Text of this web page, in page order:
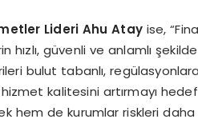
Lideri Ahu Atayise,
hızlı, güvenli ve anlamlı
bulut tabanlı,
kalitesini artırmayı
hem de kurumlar riskleri